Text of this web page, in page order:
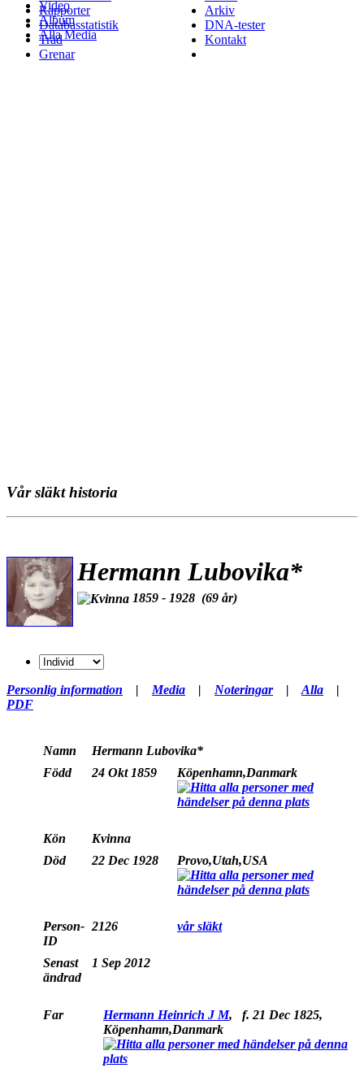
Video
Album
Alla Media
Rapporter
Databasstatistik
Träd
Grenar
Arkiv
DNA-tester
Kontakt
Vår släkt historia
Hermann Lubovika*
1859 - 1928 (69 år)
Personlig information | Media | Noteringar| Alla |
PDF
Namn Hermann Lubovika*
Född
24 Okt 1859 Köpenhamn,Danmark
Kön
Kvinna
Död
22 Dec 1928 Provo,Utah,USA
Person-
ID
2126 vår släkt
Senast
ändrad
1 Sep 2012
Far Hermann Heinrich J M, f. 21 Dec 1825,
Köpenhamn,Danmark